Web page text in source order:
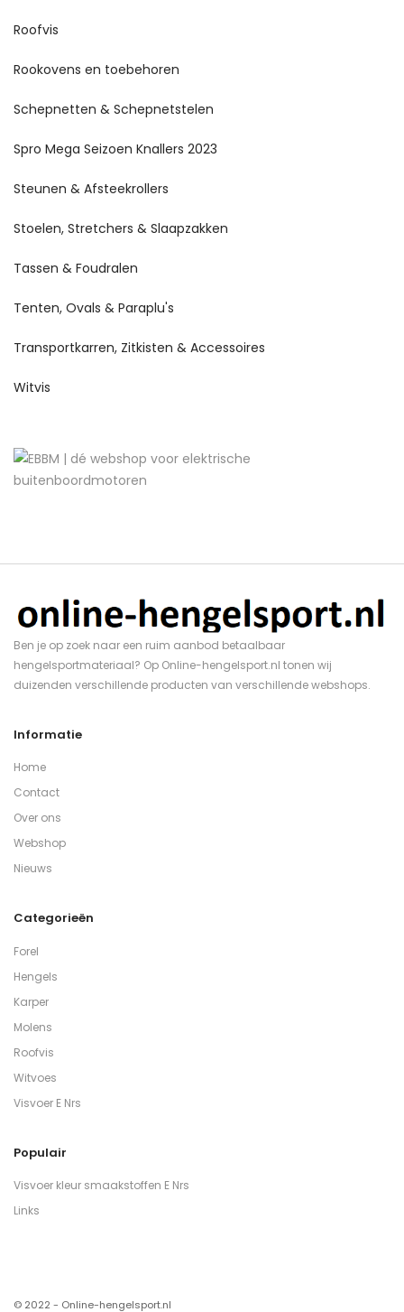
Roofvis
Rookovens en toebehoren
Schepnetten & Schepnetstelen
Spro Mega Seizoen Knallers 2023
Steunen & Afsteekrollers
Stoelen, Stretchers & Slaapzakken
Tassen & Foudralen
Tenten, Ovals & Paraplu's
Transportkarren, Zitkisten & Accessoires
Witvis
Ben je op zoek naar een ruim aanbod betaalbaar
hengelsportmateriaal? Op Online-hengelsport.nl tonen wij
duizenden verschillende producten van verschillende webshops.
Informatie
Home
Contact
Over ons
Webshop
Nieuws
Categorieën
Forel
Hengels
Karper
Molens
Roofvis
Witvoes
Visvoer E Nrs
Populair
Visvoer kleur smaakstoffen E Nrs
Links
© 2022 - Online-hengelsport.nl